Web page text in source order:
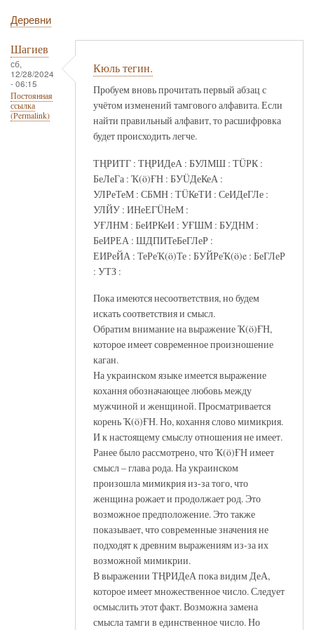
Деревни
Шагиев
сб,
12/28/2024
- 06:15
Постоянная
ссылка
(Permalink)
Кюль тегин.
Пробуем вновь прочитать первый абзац с
учётом изменений тамгового алфавита. Если
найти правильный алфавит, то расшифровка
будет происходить легче.
ТҢРИТГ : ТҢРИДеА : БУЛМШ : ТÜРК :
БеЛеГа : Ҡ(ö)ҒН : БУÜДеКеА :
УЛРеТеМ : СБМН : ТÜКеТИ : СеИДеГЛе :
УЛЙУ : ИНеЕГÜНеМ :
УҒЛНМ : БеИРКеИ : УҒШМ : БУДНМ :
БеИРЕА : ШДПИТеБеГЛеР :
ЕИРеЙА : ТеРеҠ(ö)Те : БУЙРеҠ(ö)e : БеГЛеР
: УТЗ :
Пока имеются несоответствия, но будем
искать соответствия и смысл.
Обратим внимание на выражение Ҡ(ö)ҒН,
которое имеет современное произношение
каган.
На украинском языке имеется выражение
кохання обозначающее любовь между
мужчиной и женщиной. Просматривается
корень Ҡ(ö)ҒН. Но, кохання слово мимикрия.
И к настоящему смыслу отношения не имеет.
Ранее было рассмотрено, что Ҡ(ö)ҒН имеет
смысл – глава рода. На украинском
произошла мимикрия из-за того, что
женщина рожает и продолжает род. Это
возможное предположение. Это также
показывает, что современные значения не
подходят к древним выражениям из-за их
возможной мимикрии.
В выражении ТҢРИДеА пока видим ДеА,
которое имеет множественное число. Следует
осмыслить этот факт. Возможна замена
смысла тамги в единственное число. Но